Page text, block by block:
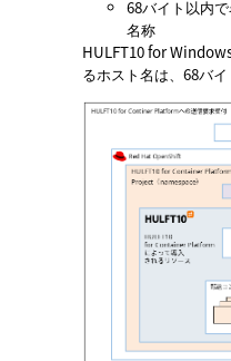
68バイト以内
名称
HULFT10 for
るホスト名は、68バ